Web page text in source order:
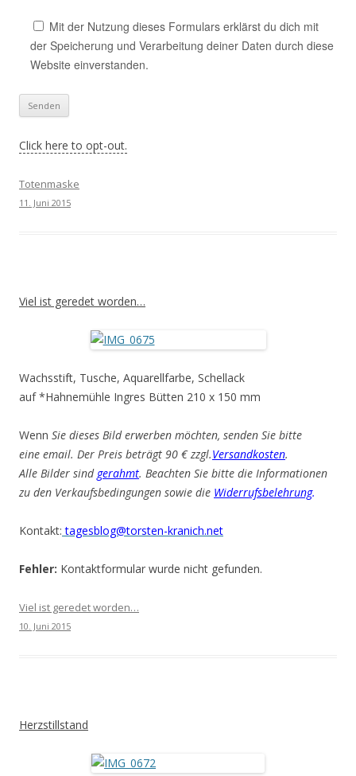
Mit der Nutzung dieses Formulars erklärst du dich mit
der Speicherung und Verarbeitung deiner Daten durch diese
Website einverstanden.
Click here to opt-out.
Totenmaske
11. Juni 2015
Viel ist geredet worden…
Wachsstift, Tusche, Aquarellfarbe, Schellack
auf *Hahnemühle Ingres Bütten 210 x 150 mm
Wenn Sie dieses Bild erwerben möchten, senden Sie bitte
eine email. Der Preis beträgt 90 € zzgl.Versandkosten.
Alle Bilder sind gerahmt. Beachten Sie bitte die Informationen
zu den Verkaufsbedingungen sowie die Widerrufsbelehrung.
Kontakt: tagesblog@torsten-kranich.net
Fehler: Kontaktformular wurde nicht gefunden.
Viel ist geredet worden…
10. Juni 2015
Herzstillstand